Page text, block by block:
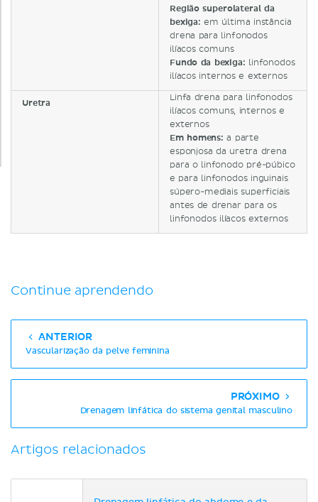
Região superolateral da
bexiga: em última instância
drena para linfonodos
ilíacos comuns
Fundo da bexiga: linfonodos
ilíacos internos e externos
Uretra
Linfa drena para linfonodos
ilíacos comuns, internos e
externos
Em homens: a parte
esponjosa da uretra drena
para o linfonodo pré-púbico
e para linfonodos inguinais
súpero-mediais superficiais
antes de drenar para os
linfonodos ilíacos externos
Continue aprendendo
ANTERIOR
Vascularização da pelve feminina
PRÓXIMO
Drenagem linfática do sistema genital masculino
Artigos relacionados